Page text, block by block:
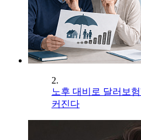
2.
노후 대비로 달러보
커진다